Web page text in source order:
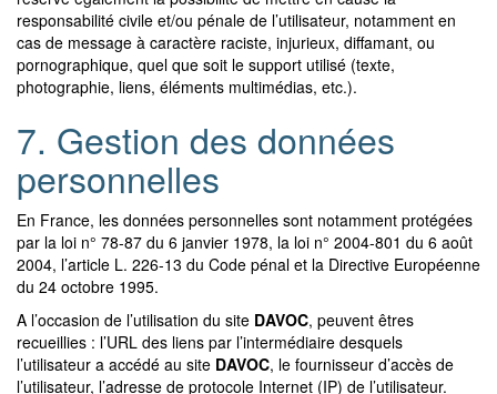
responsabilité civile et/ou pénale de l’utilisateur, notamment en
cas de message à caractère raciste, injurieux, diffamant, ou
pornographique, quel que soit le support utilisé (texte,
photographie, liens, éléments multimédias, etc.).
7. Gestion des données
personnelles
En France, les données personnelles sont notamment protégées
par la loi n° 78-87 du 6 janvier 1978, la loi n° 2004-801 du 6 août
2004, l’article L. 226-13 du Code pénal et la Directive Européenne
du 24 octobre 1995.
A l’occasion de l’utilisation du site DAVOC, peuvent êtres
recueillies : l’URL des liens par l’intermédiaire desquels
l’utilisateur a accédé au site DAVOC, le fournisseur d’accès de
l’utilisateur, l’adresse de protocole Internet (IP) de l’utilisateur.